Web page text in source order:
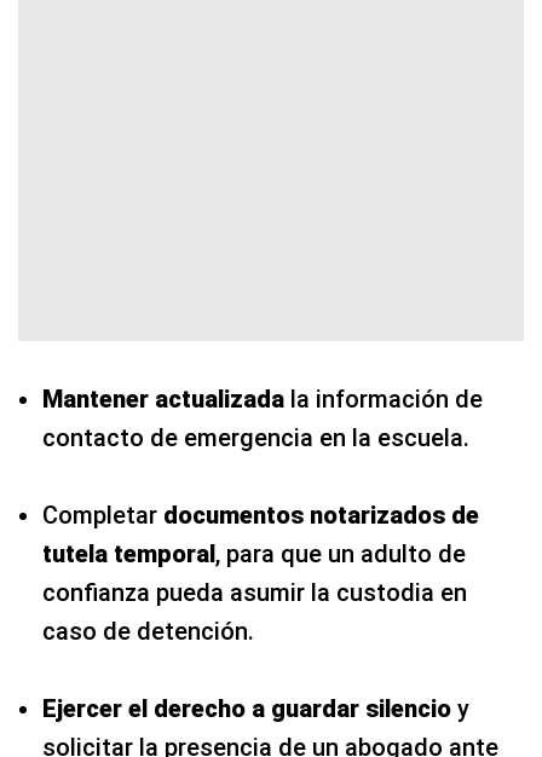
Mantener actualizada la información de
contacto de emergencia en la escuela.
Completar documentos notarizados de
tutela temporal, para que un adulto de
confianza pueda asumir la custodia en
caso de detención.
Ejercer el derecho a guardar silencio y
solicitar la presencia de un abogado ante